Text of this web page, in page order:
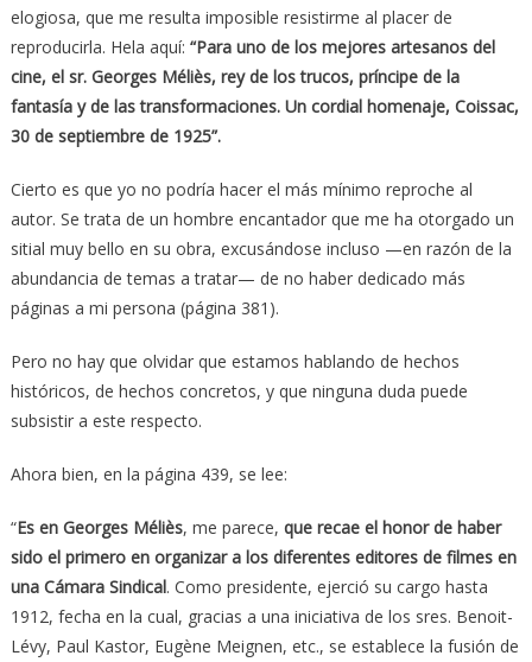
elogiosa, que me resulta imposible resistirme al placer de
reproducirla. Hela aquí: “Para uno de los mejores artesanos del
cine, el sr. Georges Méliès, rey de los trucos, príncipe de la
fantasía y de las transformaciones. Un cordial homenaje, Coissac,
30 de septiembre de 1925”.
Cierto es que yo no podría hacer el más mínimo reproche al
autor. Se trata de un hombre encantador que me ha otorgado un
sitial muy bello en su obra, excusándose incluso —en razón de la
abundancia de temas a tratar— de no haber dedicado más
páginas a mi persona (página 381).
Pero no hay que olvidar que estamos hablando de hechos
históricos, de hechos concretos, y que ninguna duda puede
subsistir a este respecto.
Ahora bien, en la página 439, se lee:
“Es en Georges Méliès, me parece, que recae el honor de haber
sido el primero en organizar a los diferentes editores de filmes en
una Cámara Sindical. Como presidente, ejerció su cargo hasta
1912, fecha en la cual, gracias a una iniciativa de los sres. Benoit-
Lévy, Paul Kastor, Eugène Meignen, etc., se establece la fusión de